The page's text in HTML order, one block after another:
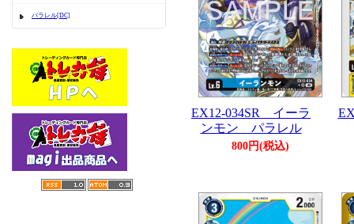
パラレル[DC]
EX12-034SR イーラ
ンモン パラレル
800円(税込)